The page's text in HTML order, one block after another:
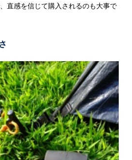
直感を信じて購入されるのも大事で